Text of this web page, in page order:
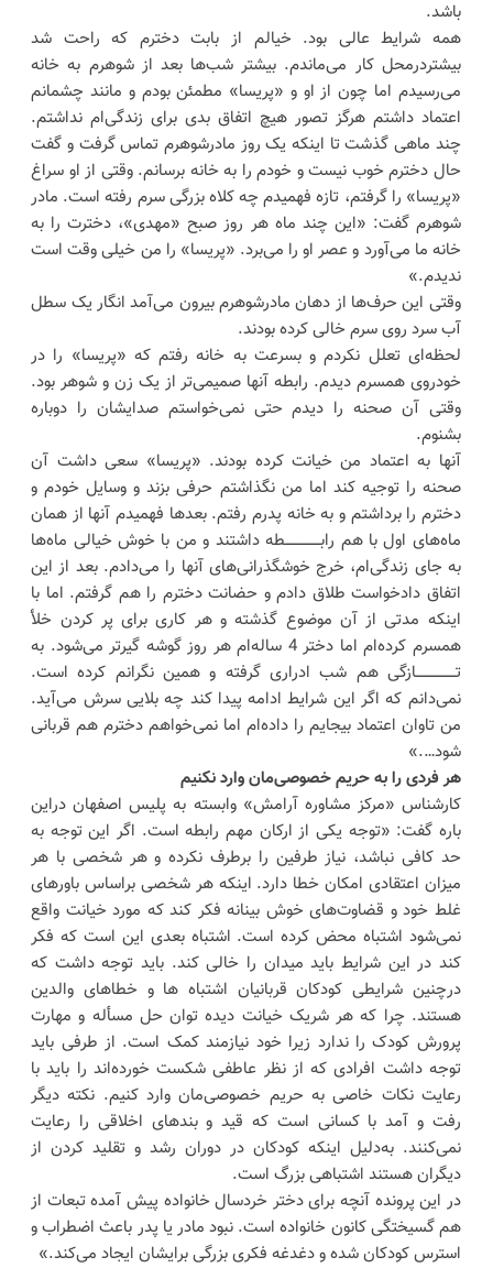
باشد.
همه شرایط عالی بود. خیالم از بابت دخترم که راحت شد
بیشتردرمحل کار می‌ماندم. بیشتر شب‌ها بعد از شوهرم به خانه
می‌رسیدم اما چون از او و «پریسا» مطمئن بودم و مانند چشمانم
اعتماد داشتم هرگز تصور هیچ اتفاق بدی برای زندگی‌ام نداشتم.
چند ماهی گذشت تا اینکه یک روز مادرشوهرم تماس گرفت و گفت
حال دخترم خوب نیست و خودم را به خانه برسانم. وقتی از او سراغ
«پریسا» را گرفتم، تازه فهمیدم چه کلاه بزرگی سرم رفته است. مادر
شوهرم گفت: «این چند ماه هر روز صبح «مهدی»، دخترت را به
خانه ما می‌آورد و عصر او را می‌برد. «پریسا» را من خیلی وقت است
ندیدم.»
وقتی این حرف‌ها از دهان مادرشوهرم بیرون می‌آمد انگار یک سطل
آب سرد روی سرم خالی کرده بودند.
لحظه‌ای تعلل نکردم و بسرعت به خانه رفتم که «پریسا» را در
خودروی همسرم دیدم. رابطه آنها صمیمی‌تر از یک زن و شوهر بود.
وقتی آن صحنه را دیدم حتی نمی‌خواستم صدایشان را دوباره
بشنوم.
آنها به اعتماد من خیانت کرده بودند. «پریسا» سعی داشت آن
صحنه را توجیه کند اما من نگذاشتم حرفی بزند و وسایل خودم و
دخترم را برداشتم و به خانه پدرم رفتم. بعدها فهمیدم آنها از همان
ماه‌های اول با هم رابــــــــــــــــطه داشتند و من با خوش خیالی ماه‌ها
به جای زندگی‌ام، خرج خوشگذرانی‌های آنها را می‌دادم. بعد از این
اتفاق دادخواست طلاق دادم و حضانت دخترم را هم گرفتم. اما با
اینکه مدتی از آن موضوع گذشته و هر کاری برای پر کردن خلأ
همسرم کرده‌ام اما دختر 4 ساله‌ام هر روز گوشه گیرتر می‌شود. به
تــــــــــــــــــازگی هم شب ادراری گرفته و همین نگرانم کرده است.
نمی‌دانم که اگر این شرایط ادامه پیدا کند چه بلایی سرش می‌آید.
من تاوان اعتماد بیجایم را داده‌ام اما نمی‌خواهم دخترم هم قربانی
شود….»
هر فردی را به حریم خصوصی‌مان وارد نکنیم
کارشناس «مرکز مشاوره آرامش» وابسته به پلیس اصفهان دراین
باره گفت: «توجه یکی از ارکان مهم رابطه است. اگر این توجه به
حد کافی نباشد، نیاز طرفین را برطرف نکرده و هر شخصی با هر
میزان اعتقادی امکان خطا دارد. اینکه هر شخصی براساس باورهای
غلط خود و قضاوت‌های خوش بینانه فکر کند که مورد خیانت واقع
نمی‌شود اشتباه محض کرده است. اشتباه بعدی این است که فکر
کند در این شرایط باید میدان را خالی کند. باید توجه داشت که
درچنین شرایطی کودکان قربانیان اشتباه ها و خطاهای والدین
هستند. چرا که هر شریک خیانت دیده توان حل مسأله و مهارت
پرورش کودک را ندارد زیرا خود نیازمند کمک است. از طرفی باید
توجه داشت افرادی که از نظر عاطفی شکست خورده‌اند را باید با
رعایت نکات خاصی به حریم خصوصی‌مان وارد کنیم. نکته دیگر
رفت و آمد با کسانی است که قید و بندهای اخلاقی را رعایت
نمی‌کنند. به‌دلیل اینکه کودکان در دوران رشد و تقلید کردن از
دیگران هستند اشتباهی بزرگ است.
در این پرونده آنچه برای دختر خردسال خانواده پیش آمده تبعات از
هم گسیختگی کانون خانواده است. نبود مادر یا پدر باعث اضطراب و
استرس کودکان شده و دغدغه فکری بزرگی برایشان ایجاد می‌کند.»